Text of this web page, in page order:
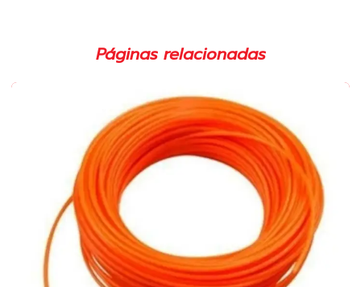
Cilindro completo para motosserras
Cilindro completo para roçadeira em sp
Cilindro para motosserras 52cc
Cilindro para roçadeira 43cc
Cinto duplo para roçadeira
Cinto para roçadeira em sp
Comprar lâmina para roçadeira
Corrente para motosserra 3 8 em sp
Páginas relacionadas